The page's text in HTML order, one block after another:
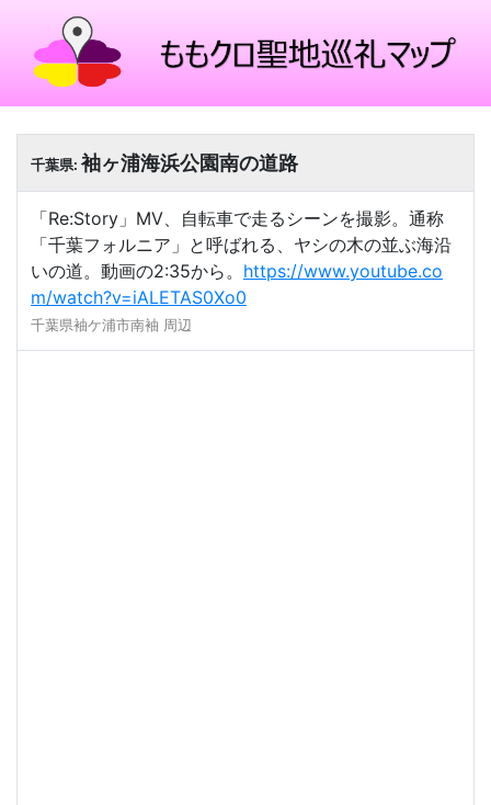
千葉県: 袖ヶ浦海浜公園南の道路
「Re:Story」MV、自転車で走るシーンを撮影。通称
「千葉フォルニア」と呼ばれる、ヤシの木の並ぶ海沿
いの道。動画の2:35から。 https://www.youtube.co
m/watch?v=iALETAS0Xo0
千葉県袖ケ浦市南袖 周辺